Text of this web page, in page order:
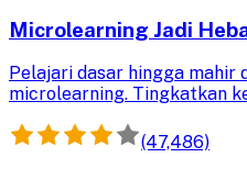
Microlearning Jadi
Pelajari dasar hingga
microlearning. Tingkatkan
pemasaran online.(47,486)